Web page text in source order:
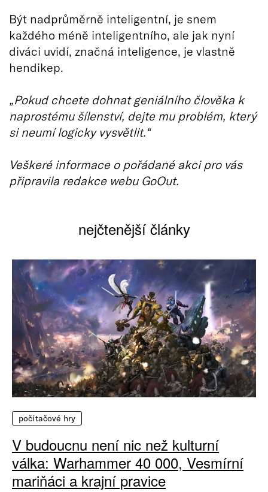
Být nadprůměrně inteligentní, je snem
každého méně inteligentního, ale jak nyní
diváci uvidí, značná inteligence, je vlastně
hendikep.
„Pokud chcete dohnat geniálního člověka k
naprostému šílenství, dejte mu problém, který
si neumí logicky vysvětlit.“
Veškeré informace o pořádané akci pro vás
připravila redakce webu GoOut.
nejčtenější články
počítačové hry
V budoucnu není nic než kulturní
válka: Warhammer 40 000, Vesmírní
mariňáci a krajní pravice